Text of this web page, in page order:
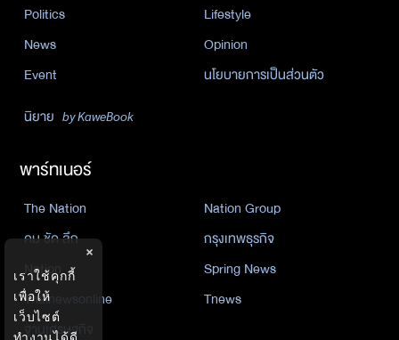
Politics
Lifestyle
News
Opinion
Event
นโยบายการเป็นส่วนตัว
นิยาย by KaweBook
พาร์ทเนอร์
The Nation
Nation Group
คม ชัด ลึก
กรุงเทพธุรกิจ
Nation
Spring News
Thainewsonline
Tnews
ฐานเศรษฐกิจ
×
เราใช้คุกกี้
เพื่อให้
เว็บไซต์